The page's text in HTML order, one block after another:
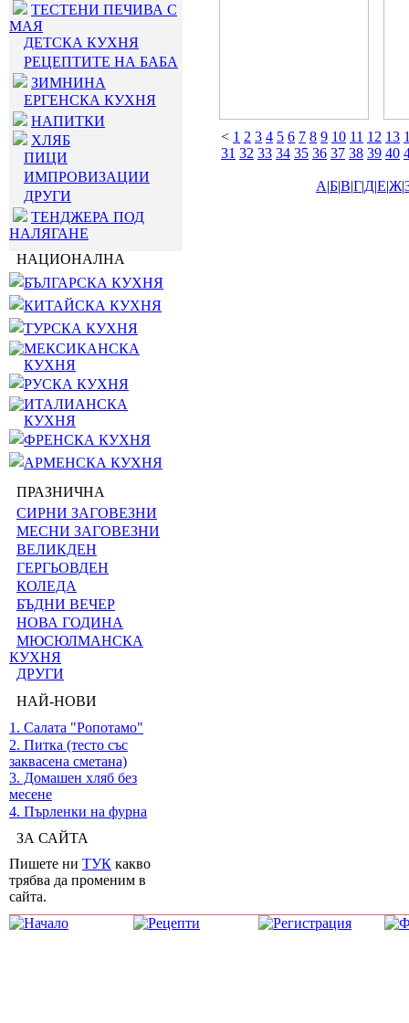
ТЕСТЕНИ ПЕЧИВА С
МАЯ
ДЕТСКА КУХНЯ
РЕЦЕПТИТЕ НА БАБА
ЗИМНИНА
ЕРГЕНСКА КУХНЯ
НАПИТКИ
ХЛЯБ
ПИЦИ
ИМПРОВИЗАЦИИ
ДРУГИ
ТЕНДЖЕРА ПОД
НАЛЯГАНЕ
НАЦИОНАЛНА
БЪЛГАРСКА КУХНЯ
КИТАЙСКА КУХНЯ
ТУРСКА КУХНЯ
МЕКСИКАНСКА
КУХНЯ
РУСКА КУХНЯ
ИТАЛИАНСКА
КУХНЯ
ФРЕНСКА КУХНЯ
АРМЕНСКА КУХНЯ
ПРАЗНИЧНА
СИРНИ ЗАГОВЕЗНИ
МЕСНИ ЗАГОВЕЗНИ
ВЕЛИКДЕН
ГЕРГЬОВДЕН
КОЛЕДА
БЪДНИ ВЕЧЕР
НОВА ГОДИНА
МЮСЮЛМАНСКА
КУХНЯ
ДРУГИ
НАЙ-НОВИ
1. Салата "Ропотамо"
2. Питка (тесто със
заквасена сметана)
3. Домашен хляб без
месене
4. Пърленки на фурна
ЗА САЙТА
Пишете ни ТУК какво
трябва да променим в
сайта.
< 1 2 3 4 5 6 7 8 9 10 11 12 13
31 32 33 34 35 36 37 38 39 40
А|Б|В|Г|Д|Е|Ж|